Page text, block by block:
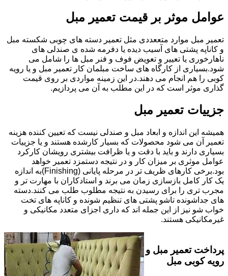
عوامل موثر بر قیمت تعمیر مبل
تعمیر مبل موارد متععددی مثل تعمیر دسته های چوبی شکسته مبل
و کاناپه پشتی های آسیب دیده یا دفرمه شده ی صندلی های
ناهارخوری یا تعییر و تعویض فوف و فنر مبل ها را شامل می
شود.بسیاری از کارگاه های ساخت مبلمان کار تعمیر مبل و یا رویه
کوبی را هم انجام می دهند.در این زمینه مواردی بر روی قیمت
گذاری موثر است که در این مطلب به آن می پردازیم.
جزییات تعمیر مبل
همیشه این اندازه و ابعاد مبل و صندلی نیست که تعیین کننده هزینه
تعمیر آن می شود محصولات که بسیار کارشده هستند و یا جزییات
بسیاری دارند و باید با دقت و یا ظرافت بیشتری رویشان کارکرد
عوامل موثری بر میزان کار و در نتیجه دستمزد تعمیر خواهد
بود.برخی کارهای ظریف تر در مرحله پایانی (Finishing)به اندازه
یک کار کامل بازسازی زمان می برند و استادکاران با مهارت تر و
مجرب تری را برای رسیدن به نتیجه مطلوب طلب می کنند.دسته
های جداشونده تاشو پشتی های تنظیم شونده و کاناپه های تخت
خواب شو نیز از این جمله اند که داری اجزای متعدد مکانیکی و
غیرمکانیکی هستند.
پرداخت تعمیر مبل و
رویه کوبی مبل